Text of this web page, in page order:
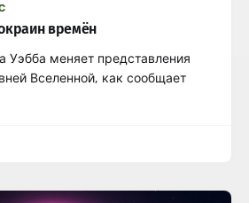
времён
меняет представления
Вселенной, как сообщает